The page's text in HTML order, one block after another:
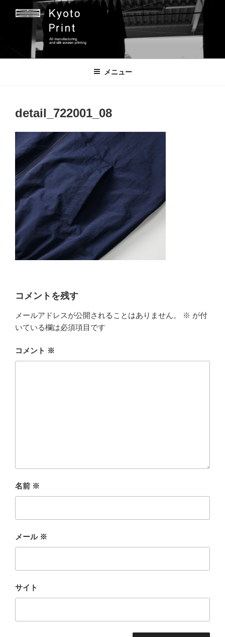
京都プリント
京都市のオリジナルプリント会社
メニュー
detail_722001_08
コメントを残す
メールアドレスが公開されることはありません。 ※ が付
いている欄は必須項目です
コメント ※
名前 ※
メール ※
サイト